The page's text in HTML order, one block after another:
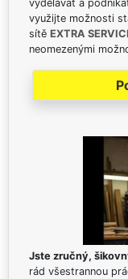
vydělávat a
využijte možnosti
sítě EXTRA
neomezenými
Jste zručný,
rád všestrannou